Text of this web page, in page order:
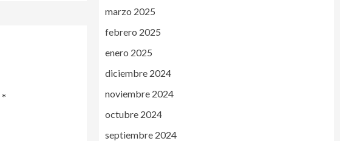
*
marzo 2025
febrero 2025
enero 2025
diciembre 2024
noviembre 2024
octubre 2024
septiembre 2024